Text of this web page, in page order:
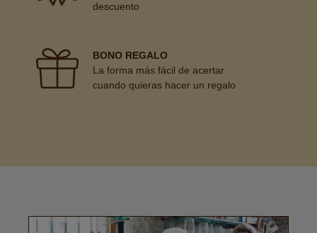
descuento
BONO REGALO
La forma más fácil de acertar
cuando quieras hacer un regalo